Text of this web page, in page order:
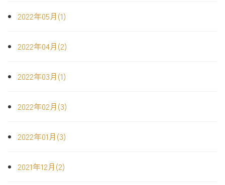
2022年05月(1)
2022年04月(2)
2022年03月(1)
2022年02月(3)
2022年01月(3)
2021年12月(2)